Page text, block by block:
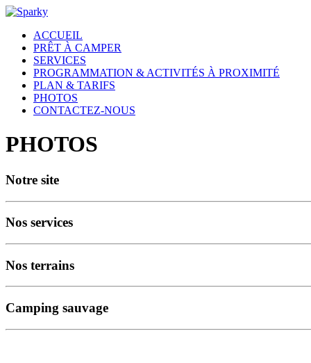
ACCUEIL
PRÊT À CAMPER
SERVICES
PROGRAMMATION & ACTIVITÉS À PROXIMITÉ
PLAN & TARIFS
PHOTOS
CONTACTEZ-NOUS
PHOTOS
Notre site
Nos services
Nos terrains
Camping sauvage